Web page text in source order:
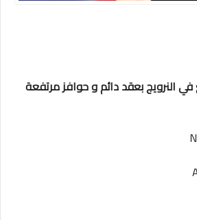
النرويج بعقد دائم و حوافز مرتفعة